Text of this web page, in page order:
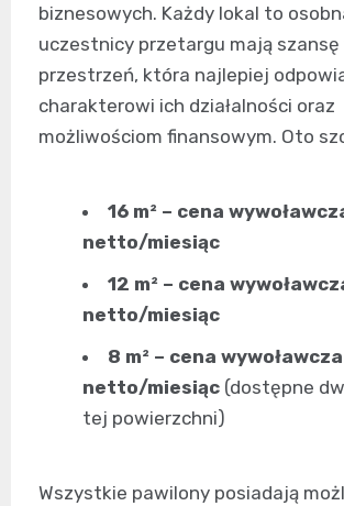
biznesowych. Każdy lokal to
uczestnicy przetargu mają
przestrzeń, która najlepiej
charakterowi ich działalności oraz
możliwościom finansowym. Oto
16 m² – cena
netto/miesiąc
12 m² – cena
netto/miesiąc
8 m² – cena
netto/miesiąc (dostępne
tej powierzchni)
Wszystkie pawilony posiadają